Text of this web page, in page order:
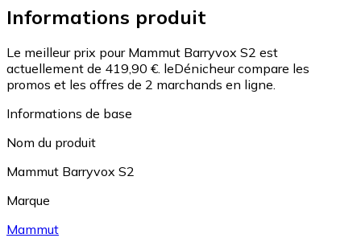
Informations produit
Le meilleur prix pour Mammut Barryvox S2 est
actuellement de 419,90 €. leDénicheur compare les
promos et les offres de 2 marchands en ligne.
Informations de base
Nom du produit
Mammut Barryvox S2
Marque
Mammut